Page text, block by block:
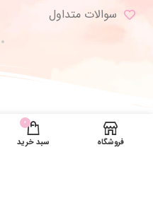
سوالات متداول
فروشگاه
0
سبد خرید